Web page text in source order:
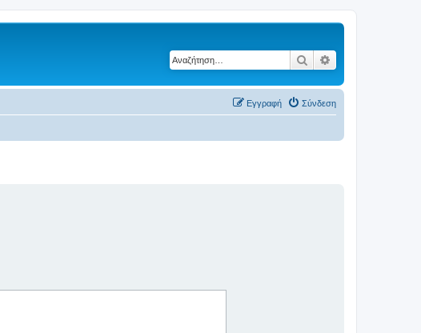
Αναζήτηση
Σύνδεση
Εγγραφή